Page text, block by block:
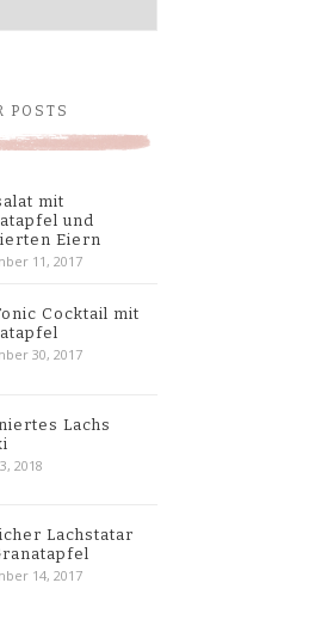
POSTS
mit
und
Eiern
11, 2017
Cocktail mit
30, 2017
Lachs
2018
Lachstatar
14, 2017